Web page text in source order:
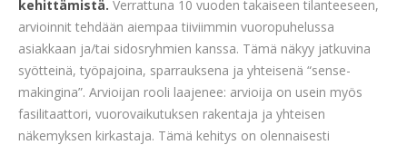
kehittämistä. Verrattuna 10 vuoden takaiseen tilanteeseen,
arvioinnit tehdään aiempaa tiiviimmin vuoropuhelussa
asiakkaan ja/tai sidosryhmien kanssa. Tämä näkyy jatkuvina
syötteinä, työpajoina, sparrauksena ja yhteisenä “sense-
makingina”. Arvioijan rooli laajenee: arvioija on usein myös
fasilitaattori, vuorovaikutuksen rakentaja ja yhteisen
näkemyksen kirkastaja. Tämä kehitys on olennaisesti